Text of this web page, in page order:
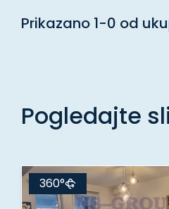
Prikazano 1-0 od
Pogledajte
360°